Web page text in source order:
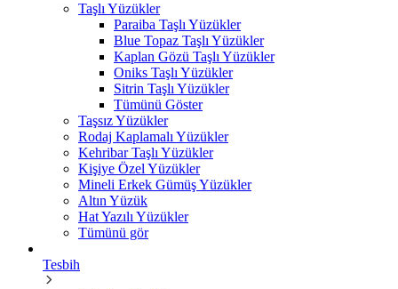
Taşlı Yüzükler
Paraiba Taşlı Yüzükler
Blue Topaz Taşlı Yüzükler
Kaplan Gözü Taşlı Yüzükler
Oniks Taşlı Yüzükler
Sitrin Taşlı Yüzükler
Tümünü Göster
Taşsız Yüzükler
Rodaj Kaplamalı Yüzükler
Kehribar Taşlı Yüzükler
Kişiye Özel Yüzükler
Mineli Erkek Gümüş Yüzükler
Altın Yüzük
Hat Yazılı Yüzükler
Tümünü gör
Tesbih